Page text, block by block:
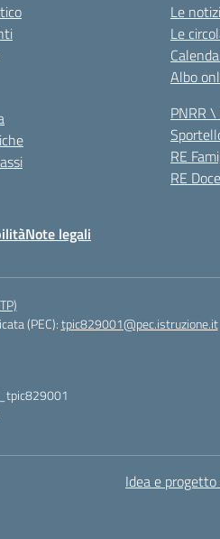
Le
Le
Albo
PNRR
RE
RE
Note legali
(PEC):tpic829001@pec.istruzione.it
Idea e